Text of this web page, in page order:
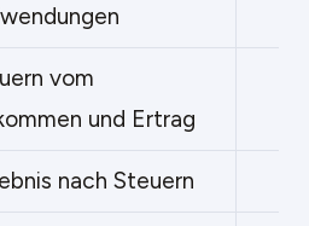
vom
und Ertrag
nach Steuern